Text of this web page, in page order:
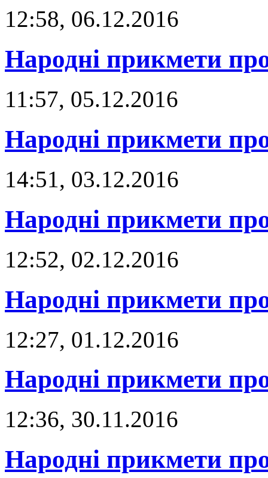
12:58, 06.12.2016
Народні прикмети
11:57, 05.12.2016
Народні прикмети
14:51, 03.12.2016
Народні прикмети
12:52, 02.12.2016
Народні прикмети
12:27, 01.12.2016
Народні прикмети
12:36, 30.11.2016
Народні прикмети